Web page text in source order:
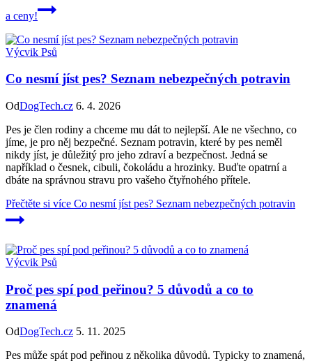
a ceny!
Výcvik Psů
Co nesmí jíst pes? Seznam nebezpečných potravin
OdDogTech.cz 6. 4. 2026
Pes je člen rodiny a chceme mu dát to nejlepší. Ale ne všechno, co
jíme, je pro něj bezpečné. Seznam potravin, které by pes neměl
nikdy jíst, je důležitý pro jeho zdraví a bezpečnost. Jedná se
například o česnek, cibuli, čokoládu a hrozinky. Buďte opatrní a
dbáte na správnou stravu pro vašeho čtyřnohého přítele.
Přečtěte si více Co nesmí jíst pes? Seznam nebezpečných potravin
Výcvik Psů
Proč pes spí pod peřinou? 5 důvodů a co to
znamená
OdDogTech.cz 5. 11. 2025
Pes může spát pod peřinou z několika důvodů. Typicky to znamená,